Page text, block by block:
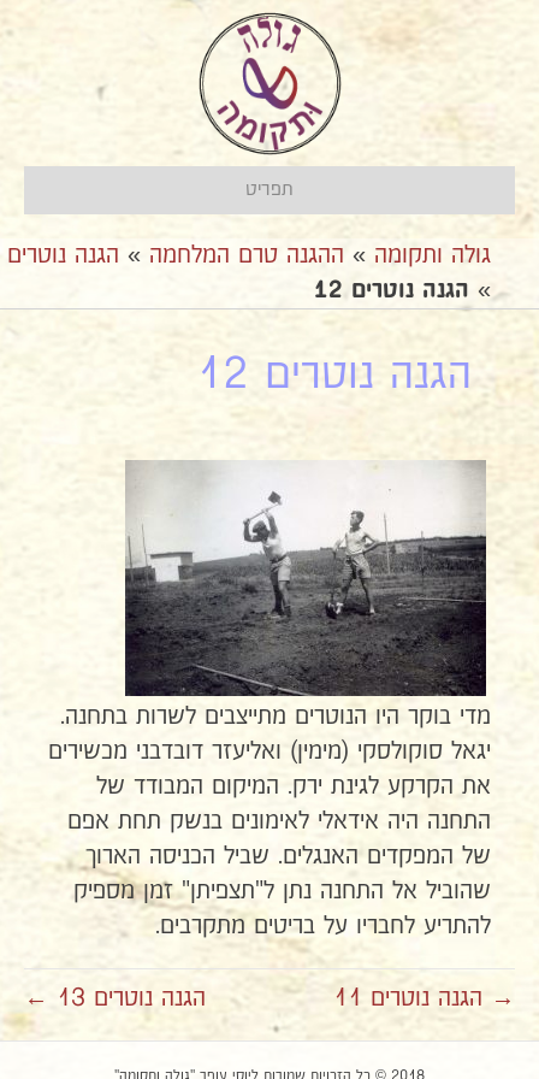
תפריט
גולה ותקומה » ההגנה טרם המלחמה » הגנה נוטרים
» הגנה נוטרים 12
הגנה נוטרים 12
מדי בוקר היו הנוטרים מתייצבים לשרות בתחנה.
יגאל סוקולסקי (מימין) ואליעזר דובדבני מכשירים
את הקרקע לגינת ירק. המיקום המבודד של
התחנה היה אידאלי לאימונים בנשק תחת אפם
של המפקדים האנגלים. שביל הכניסה הארוך
שהוביל אל התחנה נתן ל"תצפיתן" זמן מספיק
להתריע לחבריו על בריטים מתקרבים.
→ הגנה נוטרים 11 הגנה נוטרים 13 ←